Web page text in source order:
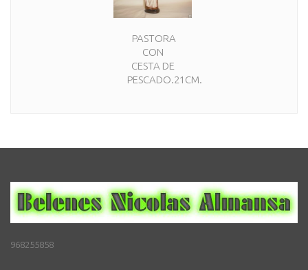
PASTORA
CON
CESTA DE
PESCADO.21CM.
968255858